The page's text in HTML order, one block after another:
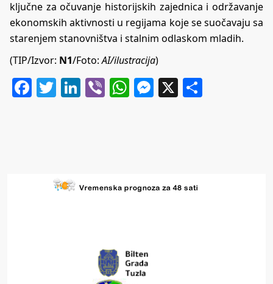
ključne za očuvanje historijskih zajednica i održavanje
ekonomskih aktivnosti u regijama koje se suočavaju sa
starenjem stanovništva i stalnim odlaskom mladih.
(TIP/Izvor: N1/Foto:AI/ilustracija)
Facebook
Twitter
LinkedIn
ViberWhatsApp
Messenger
X